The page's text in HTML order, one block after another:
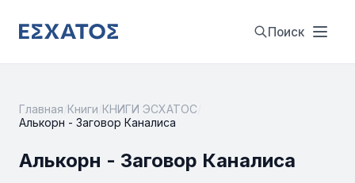
Поиск
Главная Книги КНИГИ ЭСХАТОС
Алькорн - Заговор Каналиса
Алькорн - Заговор Каналиса